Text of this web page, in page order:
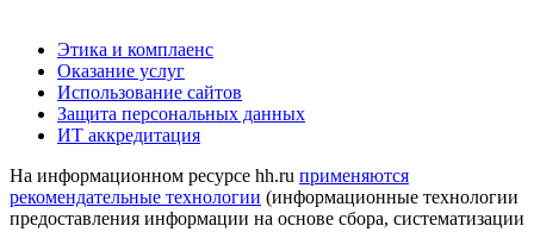
Этика и комплаенс
Оказание услуг
Использование сайтов
Защита персональных данных
ИТ аккредитация
На информационном ресурсе hh.ru применяются
рекомендательные технологии (информационные технологии
предоставления информации на основе сбора, систематизации